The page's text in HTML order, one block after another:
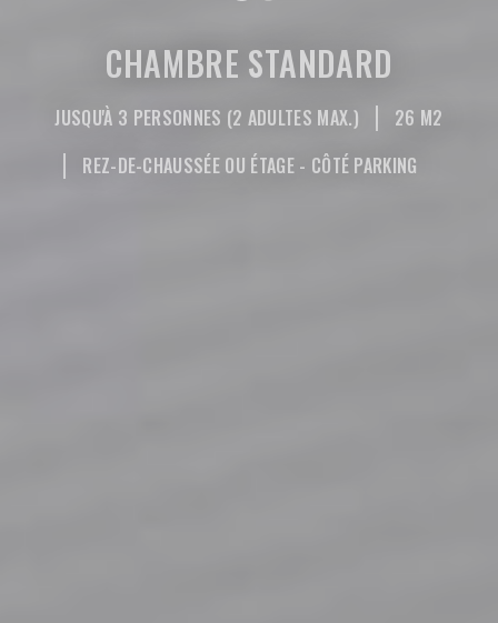
CHAMBRE STANDARD
JUSQU'À 3 PERSONNES (2 ADULTES MAX.)
26 M2
REZ-DE-CHAUSSÉE OU ÉTAGE - CÔTÉ PARKING